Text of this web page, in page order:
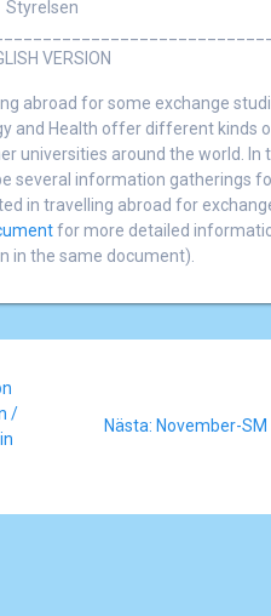
Styrelsen
VERSION
abroad for some exchange
and Health offer different kinds
universities around the world. In
several information gatherings
in travelling abroad for
for more detailed
in the same document).
/
Nästa: Nästa
November-SM